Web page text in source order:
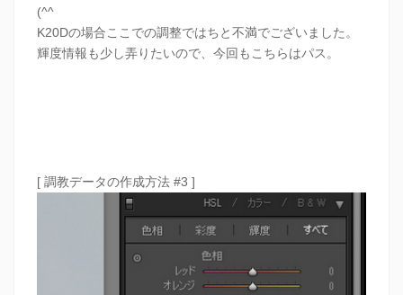
(^^
K20Dの場合ここでの調整ではちと不満でございました。
輝度情報も少し弄りたいので、今回もこちらはパス。
[ 調教データの作成方法 #3 ]